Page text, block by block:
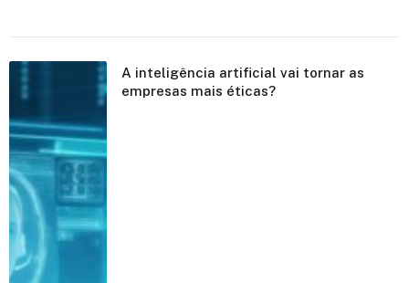
A inteligência artificial vai tornar as
empresas mais éticas?